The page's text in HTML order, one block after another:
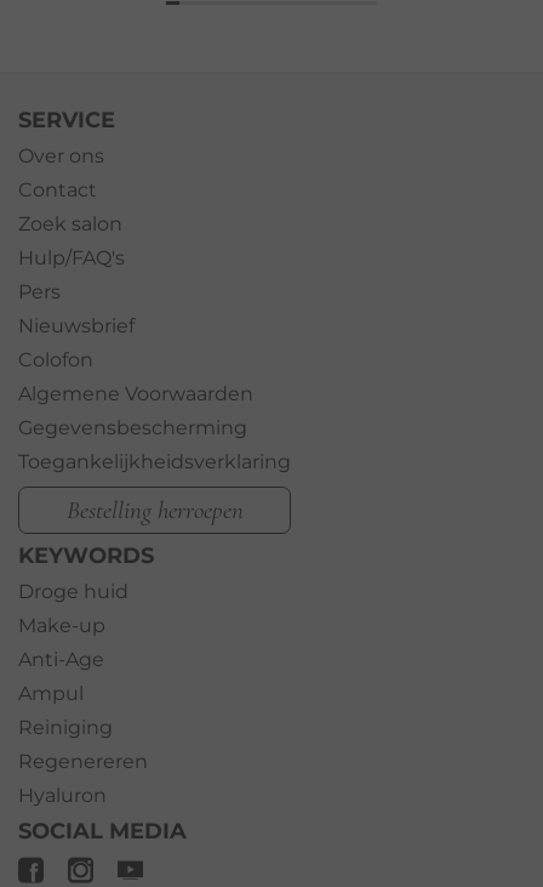
SERVICE
Over ons
Contact
Zoek salon
Hulp/FAQ's
Pers
Nieuwsbrief
Colofon
Algemene Voorwaarden
Gegevensbescherming
Toegankelijkheidsverklaring
Bestelling herroepen
KEYWORDS
Droge huid
Make-up
Anti-Age
Ampul
Reiniging
Regenereren
Hyaluron
SOCIAL MEDIA